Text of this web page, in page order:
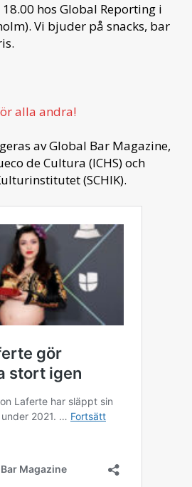
hos Global Reporting i
Vi bjuder på snacks, bar
alla andra!
av Global Bar Magazine,
de Cultura (ICHS) och
(SCHIK).